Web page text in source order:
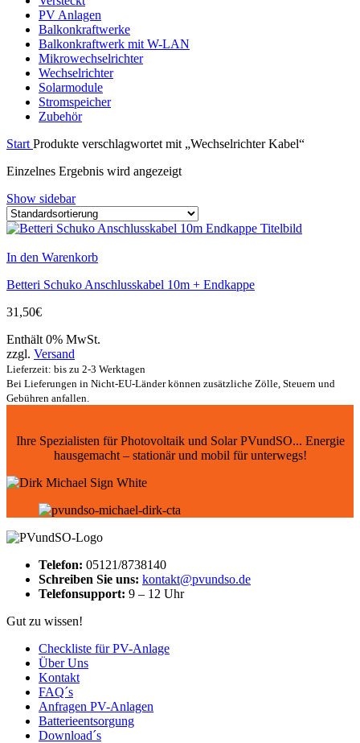
PV Anlagen
Balkonkraftwerke
Balkonkraftwerk mit W-LAN
Mikrowechselrichter
Wechselrichter
Solarmodule
Stromspeicher
Zubehör
Start Produkte verschlagwortet mit „Wechselrichter Kabel“
Einzelnes Ergebnis wird angezeigt
Show sidebar
In den Warenkorb
Betteri Schuko Anschlusskabel 10m + Endkappe
31,50€
Enthält 0% MwSt.
zzgl. Versand
Lieferzeit: bis zu 2-3 Werktagen
Bei Lieferungen in Nicht-EU-Länder können zusätzliche Zölle, Steuern und
Gebühren anfallen.
Ihre Spezialisten für Photovoltaik und Solar PVundSO... Energie
hausgemacht – stationär und mobil für unterwegs!
Telefon: 05121/8738140
Schreiben Sie uns: kontakt@pvundso.de
Telefonsupport: 9 – 12 Uhr
Gut zu wissen!
Checkliste für PV-Anlage
Über Uns
Kontakt
FAQ´s
Anfragen PV-Anlagen
Batterieentsorgung
Download´s